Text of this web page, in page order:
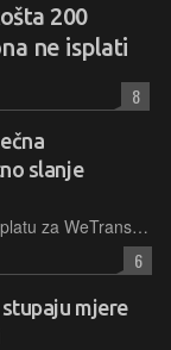
200
ne isplati
8
slanje
Korisnici koji ne plaćaju pretplatu za WeTransfer po novome će moći prenijeti najviše 10 datoteka ukupne veličine do 3 gigabajta mjesečno. No, maksimalna veličina transfera također je podignuta
6
mjere